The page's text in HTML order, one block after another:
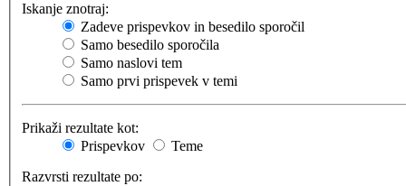
Iskanje znotraj:
Zadeve prispevkov in besedilo sporočil
Samo besedilo sporočila
Samo naslovi tem
Samo prvi prispevek v temi
Prikaži rezultate kot:
Prispevkov
Teme
Razvrsti rezultate po: